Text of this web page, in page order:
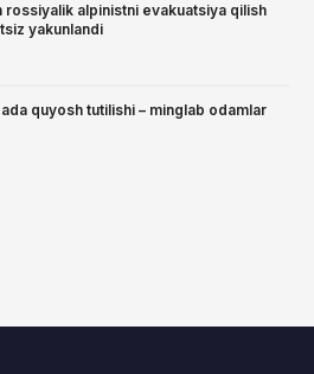
rossiyalik alpinistni evakuatsiya qilish
yakunlandi
quyosh tutilishi – minglab odamlar